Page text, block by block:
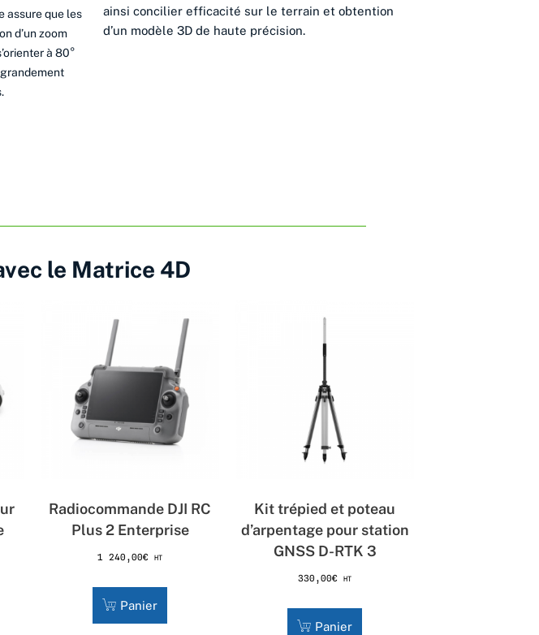
assure que les
d’un zoom
à 80°
ainsi concilier efficacité sur le terrain et obtention
d’un modèle 3D de haute précision.
le Matrice 4D
Radiocommande DJI RC
Plus 2 Enterprise
1 240,00€ HT
Panier
Kit trépied et poteau
d’arpentage pour station
GNSS D-RTK 3
330,00€ HT
Panier